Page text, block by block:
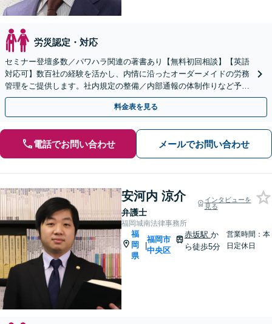
労災認定・対応
セミナー登壇多数／パワハラ関連の著書あり【無料初回相談】【英語
対応可】数百社の経験を活かし、内情に沿ったオーダーメイドの労務
管理をご提供します。社内規定の整備／内部通報の体制作りなど予防
法務に注力。クイックレスポンスが強み【天神駅１分】
料金表を見る
電話でお問い合わせ メールでお問い合わせ
安河内 涼介
弁護士
インタビューを
見る
福岡城南法律事務所
福
岡
県
|
福岡市
中央区
赤坂駅 か
ら徒歩5分
営業時間：本
日定休日